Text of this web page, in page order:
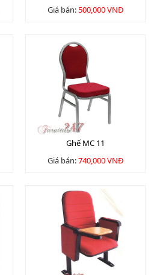
Giá bán:500,000 VNĐ
Ghế MC 11
Giá bán:740,000 VNĐ